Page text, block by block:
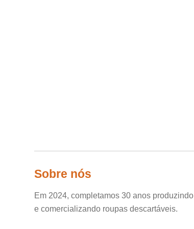
Sobre nós
Em 2024, completamos 30 anos produzindo
e comercializando roupas descartáveis.